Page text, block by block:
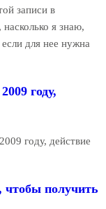
записи в
я знаю,
для нее нужна
году,
году, действие
чтобы получить